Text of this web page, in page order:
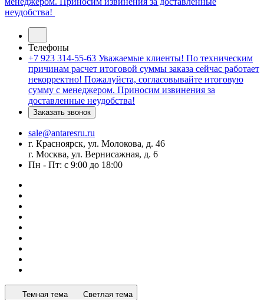
неудобства!
Телефоны
+7 923 314-55-63 Уважаемые клиенты! По техническим
причинам расчет итоговой суммы заказа сейчас работает
некорректно! Пожалуйста, согласовывайте итоговую
сумму с менеджером. Приносим извинения за
доставленные неудобства!
Заказать звонок
sale@antaresru.ru
г. Красноярск, ул. Молокова, д. 46
г. Москва, ул. Вернисажная, д. 6
Пн - Пт: с 9:00 до 18:00
Темная тема Светлая тема